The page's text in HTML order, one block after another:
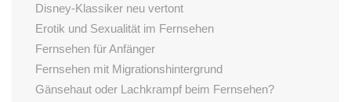
Disney-Klassiker neu vertont
Erotik und Sexualität im Fernsehen
Fernsehen für Anfänger
Fernsehen mit Migrationshintergrund
Gänsehaut oder Lachkrampf beim Fernsehen?